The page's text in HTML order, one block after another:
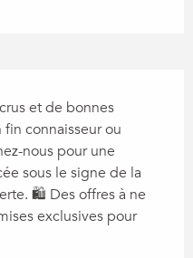
et de bonnes
fin connaisseur ou
nous pour une
sous le signe de la
🛍️ Des offres à ne
exclusives pour